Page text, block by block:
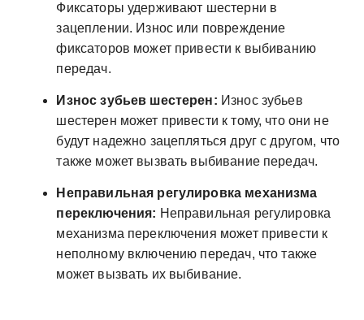
Фиксаторы удерживают шестерни в
зацеплении. Износ или повреждение
фиксаторов может привести к выбиванию
передач.
Износ зубьев шестерен: Износ зубьев
шестерен может привести к тому, что они не
будут надежно зацепляться друг с другом, что
также может вызвать выбивание передач.
Неправильная регулировка механизма
переключения: Неправильная регулировка
механизма переключения может привести к
неполному включению передач, что также
может вызвать их выбивание.